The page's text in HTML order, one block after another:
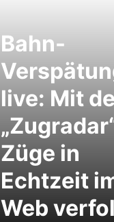
Bahn-
live: Mit
Züge in
Echtzeit
Web